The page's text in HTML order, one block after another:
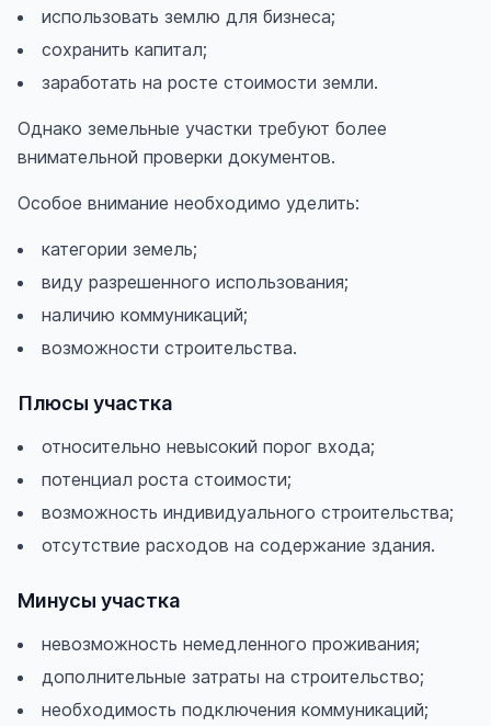
использовать землю для бизнеса;
сохранить капитал;
заработать на росте стоимости земли.
Однако земельные участки требуют более
внимательной проверки документов.
Особое внимание необходимо уделить:
категории земель;
виду разрешенного использования;
наличию коммуникаций;
возможности строительства.
Плюсы участка
относительно невысокий порог входа;
потенциал роста стоимости;
возможность индивидуального строительства;
отсутствие расходов на содержание здания.
Минусы участка
невозможность немедленного проживания;
дополнительные затраты на строительство;
необходимость подключения коммуникаций;